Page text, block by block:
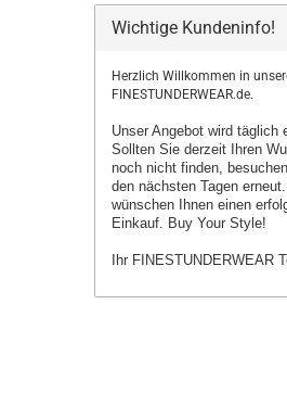
Wichtige Kundeninfo!
Herzlich Willkommen in
FINESTUNDERWEAR.de.
Unser Angebot wird täglich
Sollten Sie derzeit Ihren
noch nicht finden,
den nächsten Tagen erneut.
wünschen Ihnen einen
Einkauf. Buy Your Style!
Ihr FINESTUNDERWEAR